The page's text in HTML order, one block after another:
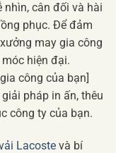
cân đối và hài
phục. Để đảm
may gia công
hiện đại.
công của bạn]
pháp in ấn, thêu
công ty của bạn.
Lacoste và bí